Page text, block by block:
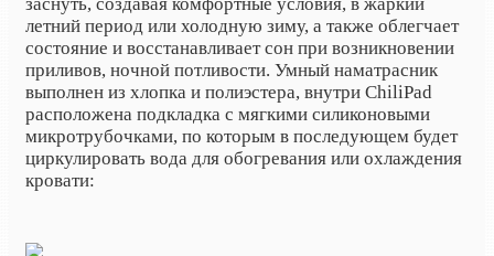
летний период или холодную зиму, а также облегчает
состояние и восстанавливает сон при возникновении
приливов, ночной потливости. Умный наматрасник
выполнен из хлопка и полиэстера, внутри ChiliPad
расположена подкладка с мягкими силиконовыми
микротрубочками, по которым в последующем будет
циркулировать вода для обогревания или охлаждения
кровати: